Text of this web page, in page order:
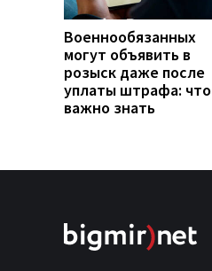
Военнообязанных
могут объявить в
розыск даже после
уплаты штрафа: что
важно знать